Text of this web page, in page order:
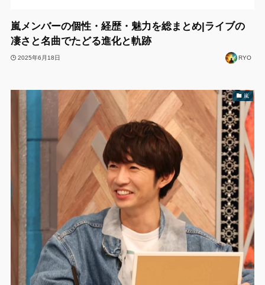
嵐メンバーの個性・経歴・魅力を総まとめ|ライブの
凄さと名曲でたどる進化と軌跡
2025年6月18日 RYO
嵐